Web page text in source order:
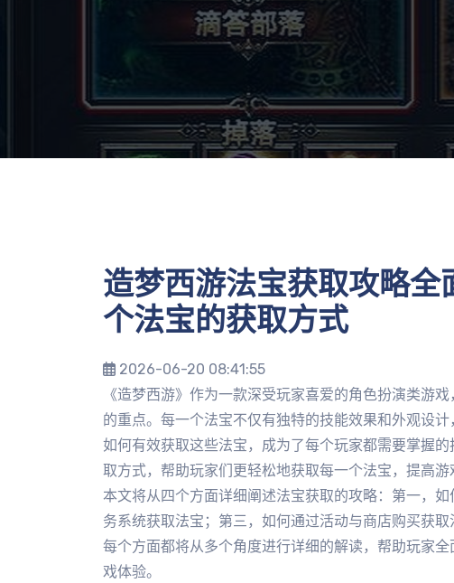
造梦西游法宝获取攻略
个法宝的获取方式
2026-06-20 08:41:55
《造梦西游》作为一款深受玩家喜爱的角色扮演类游
的重点。每一个法宝不仅有独特的技能效果和外观设
如何有效获取这些法宝，成为了每个玩家都需要掌握
取方式，帮助玩家们更轻松地获取每一个法宝，提高游
本文将从四个方面详细阐述法宝获取的攻略：第一，
务系统获取法宝；第三，如何通过活动与商店购买获
每个方面都将从多个角度进行详细的解读，帮助玩家
戏体验。